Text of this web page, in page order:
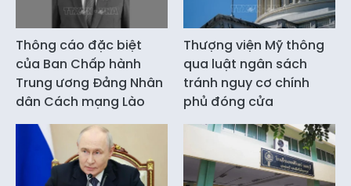
Thông cáo đặc biệt
của Ban Chấp hành
Trung ương Đảng Nhân
dân Cách mạng Lào
Thượng viện Mỹ thông
qua luật ngân sách
tránh nguy cơ chính
phủ đóng cửa